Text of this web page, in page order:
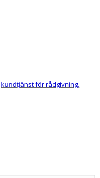
kundtjänst för rådgivning.